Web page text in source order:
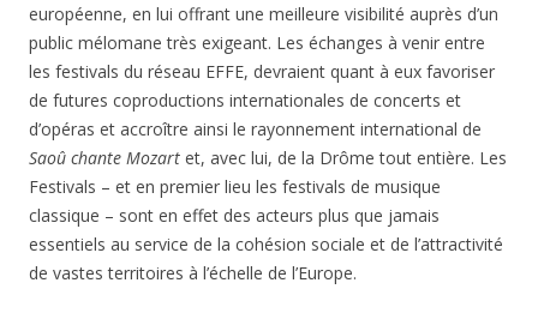
européenne, en lui offrant une meilleure visibilité auprès d’un
public mélomane très exigeant. Les échanges à venir entre
les festivals du réseau EFFE, devraient quant à eux favoriser
de futures coproductions internationales de concerts et
d’opéras et accroître ainsi le rayonnement international de
Saoû chante Mozart et, avec lui, de la Drôme tout entière. Les
Festivals – et en premier lieu les festivals de musique
classique – sont en effet des acteurs plus que jamais
essentiels au service de la cohésion sociale et de l’attractivité
de vastes territoires à l’échelle de l’Europe.